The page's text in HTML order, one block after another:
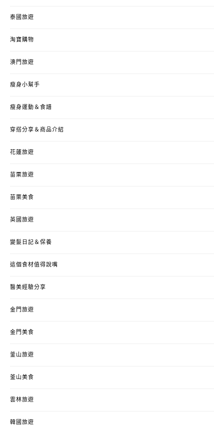
泰國旅遊
淘寶購物
澳門旅遊
瘦身小幫手
瘦身運動＆食譜
穿搭分享＆商品介紹
花蓮旅遊
苗栗旅遊
苗栗美食
英國旅遊
變髮日記＆保養
這個食材值得說嘴
醫美經驗分享
金門旅遊
金門美食
釜山旅遊
釜山美食
雲林旅遊
韓國旅遊